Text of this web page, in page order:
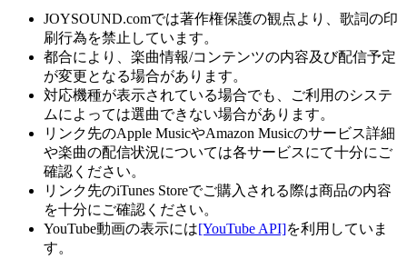
JOYSOUND.comでは著作権保護の観点より、歌詞の印
刷行為を禁止しています。
都合により、楽曲情報/コンテンツの内容及び配信予定
が変更となる場合があります。
対応機種が表示されている場合でも、ご利用のシステ
ムによっては選曲できない場合があります。
リンク先のApple MusicやAmazon Musicのサービス詳細
や楽曲の配信状況については各サービスにて十分にご
確認ください。
リンク先のiTunes Storeでご購入される際は商品の内容
を十分にご確認ください。
YouTube動画の表示には[YouTube API]を利用していま
す。